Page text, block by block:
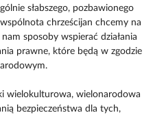
słabszego, pozbawionego
chrześcijan chcemy na
sposoby wspierać działania
prawne, które będą w zgodzie
wielokulturowa, wielonarodowa
bezpieczeństwa dla tych,